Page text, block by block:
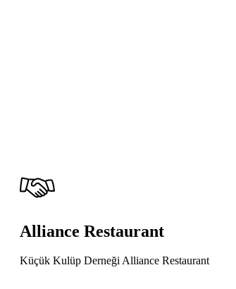
Alliance Restaurant
Küçük Kulüp Derneği Alliance Restaurant